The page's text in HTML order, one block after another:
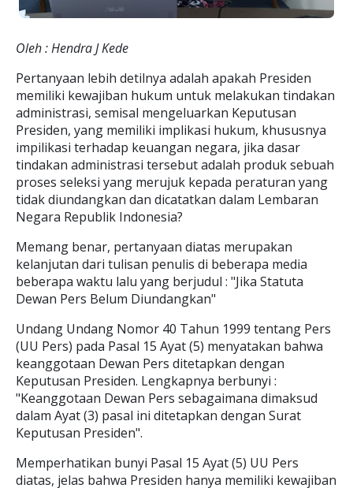
Oleh : Hendra J Kede
Pertanyaan lebih detilnya adalah apakah Presiden
memiliki kewajiban hukum untuk melakukan tindakan
administrasi, semisal mengeluarkan Keputusan
Presiden, yang memiliki implikasi hukum, khususnya
impilikasi terhadap keuangan negara, jika dasar
tindakan administrasi tersebut adalah produk sebuah
proses seleksi yang merujuk kepada peraturan yang
tidak diundangkan dan dicatatkan dalam Lembaran
Negara Republik Indonesia?
Memang benar, pertanyaan diatas merupakan
kelanjutan dari tulisan penulis di beberapa media
beberapa waktu lalu yang berjudul : "Jika Statuta
Dewan Pers Belum Diundangkan"
Undang Undang Nomor 40 Tahun 1999 tentang Pers
(UU Pers) pada Pasal 15 Ayat (5) menyatakan bahwa
keanggotaan Dewan Pers ditetapkan dengan
Keputusan Presiden. Lengkapnya berbunyi :
"Keanggotaan Dewan Pers sebagaimana dimaksud
dalam Ayat (3) pasal ini ditetapkan dengan Surat
Keputusan Presiden".
Memperhatikan bunyi Pasal 15 Ayat (5) UU Pers
diatas, jelas bahwa Presiden hanya memiliki kewajiban